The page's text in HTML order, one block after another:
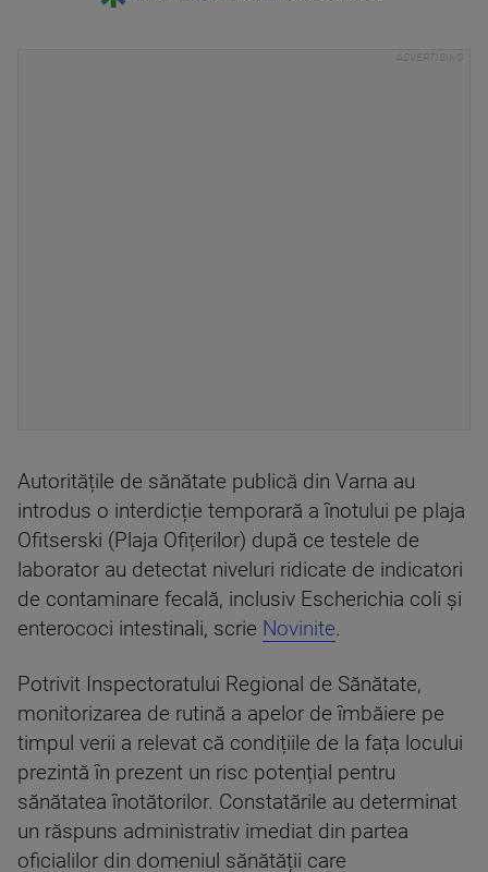
Autoritățile de sănătate publică din Varna au
introdus o interdicție temporară a înotului pe plaja
Ofitserski (Plaja Ofițerilor) după ce testele de
laborator au detectat niveluri ridicate de indicatori
de contaminare fecală, inclusiv Escherichia coli și
enterococi intestinali, scrie Novinite.
Potrivit Inspectoratului Regional de Sănătate,
monitorizarea de rutină a apelor de îmbăiere pe
timpul verii a relevat că condițiile de la fața locului
prezintă în prezent un risc potențial pentru
sănătatea înotătorilor. Constatările au determinat
un răspuns administrativ imediat din partea
oficialilor din domeniul sănătății care